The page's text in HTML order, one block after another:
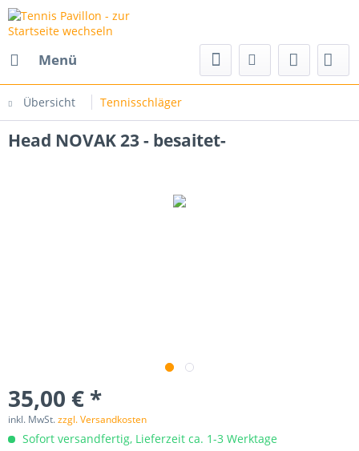
Menü
Übersicht Tennisschläger
Head NOVAK 23 - besaitet-
35,00 € *
inkl. MwSt.zzgl. Versandkosten
Sofort versandfertig, Lieferzeit ca. 1-3 Werktage